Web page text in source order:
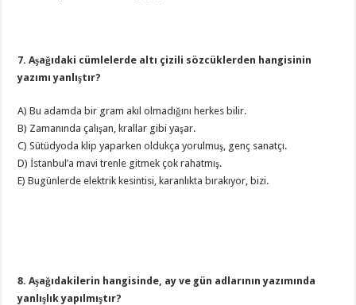
7. Aşağıdaki cümlelerde altı çizili sözcüklerden hangisinin
yazımı yanlıştır?
A) Bu adamda bir gram akıl olmadığını herkes bilir.
B) Zamanında çalışan, krallar gibi yaşar.
C) Sütüdyoda klip yaparken oldukça yorulmuş, genç sanatçı.
D) İstanbul’a mavi trenle gitmek çok rahatmış.
E) Bugünlerde elektrik kesintisi, karanlıkta bırakıyor, bizi.
8. Aşağıdakilerin hangisinde, ay ve gün adlarının yazımında
yanlışlık yapılmıştır?